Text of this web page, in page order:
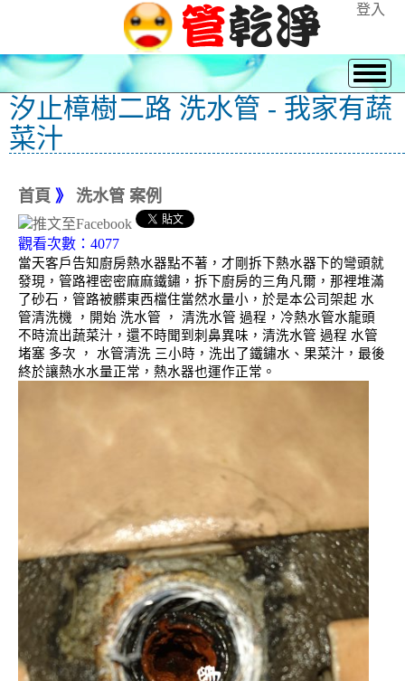
登入
汐止樟樹二路 洗水管 - 我家有蔬
菜汁
首頁 》 洗水管 案例
觀看次數：4077
當天客戶告知廚房熱水器點不著，才剛拆下熱水器下的彎頭就
發現，管路裡密密麻麻鐵鏽，拆下廚房的三角凡爾，那裡堆滿
了砂石，管路被髒東西檔住當然水量小，於是本公司架起 水
管清洗機 ，開始 洗水管 ， 清洗水管 過程，冷熱水管水龍頭
不時流出蔬菜汁，還不時聞到刺鼻異味，清洗水管 過程 水管
堵塞 多次 ， 水管清洗 三小時，洗出了鐵鏽水、果菜汁，最後
終於讓熱水水量正常，熱水器也運作正常。